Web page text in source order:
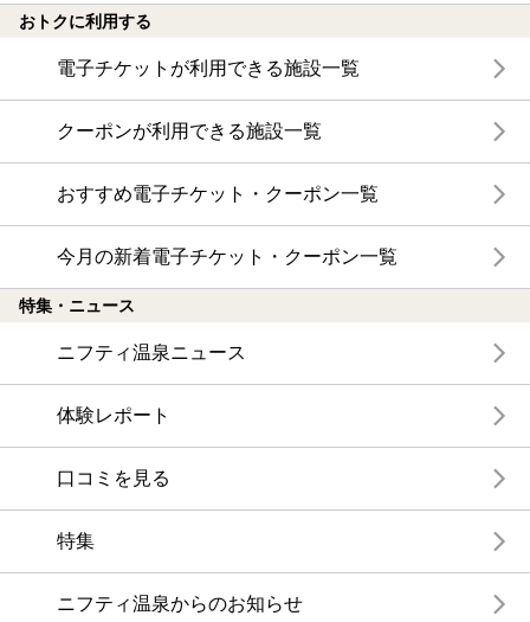
おトクに利用する
電子チケットが利用できる施設一覧
クーポンが利用できる施設一覧
おすすめ電子チケット・クーポン一覧
今月の新着電子チケット・クーポン一覧
特集・ニュース
ニフティ温泉ニュース
体験レポート
口コミを見る
特集
ニフティ温泉からのお知らせ